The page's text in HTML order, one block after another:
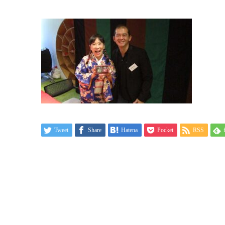
Tweet Share Hatena Pocket RSS